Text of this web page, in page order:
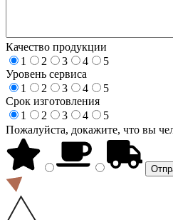
Качество продукции
1
2 3 4
5
Уровень сервиса
1
2 3 4
5
Срок изготовления
1
2 3 4
5
Пожалуйста, докажите, что вы